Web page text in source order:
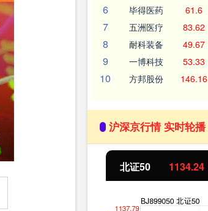
6 毕得医药 61.6
7 五洲医疗 83.62
8 耐科装备 49.67
9 一博科技 53.33
10 方邦股份 146.16
沪深京行情 实时轮播
北证50 1134.24